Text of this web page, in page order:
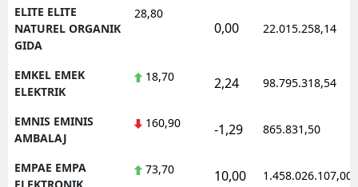
ELITE ELITE
NATUREL ORGANIK
GIDA
28,80
0,00 22.015.258,14
EMKEL EMEK
ELEKTRIK
18,70 2,24 98.795.318,54
EMNIS EMINIS
AMBALAJ
160,90 -1,29 865.831,50
EMPAE EMPA
73,70 10,00 1.458.026.107,00